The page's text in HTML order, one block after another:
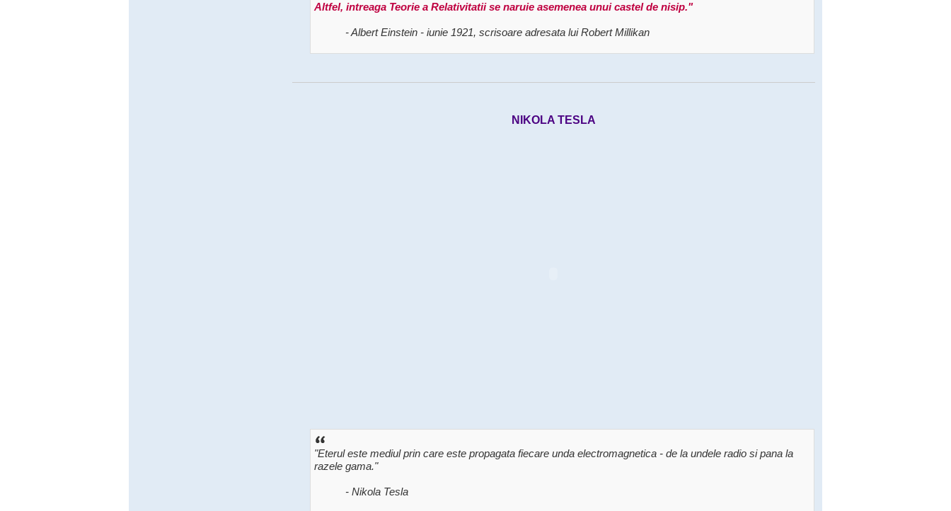
Altfel, intreaga Teorie a Relativitatii se naruie asemenea unui castel de nisip."
- Albert Einstein - iunie 1921, scrisoare adresata lui Robert Millikan
NIKOLA TESLA
"Eterul este mediul prin care este propagata fiecare unda electromagnetica - de la undele radio si pana la
razele gama."
- Nikola Tesla